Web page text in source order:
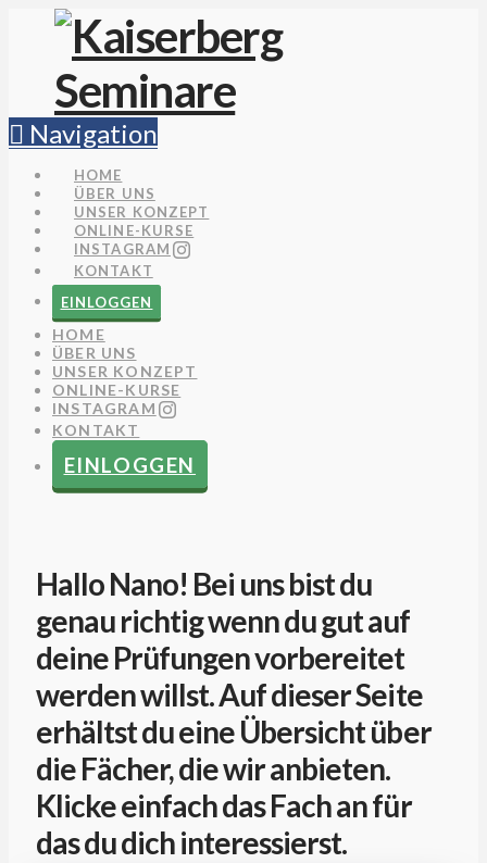
Navigation
HOME
ÜBER UNS
UNSER KONZEPT
ONLINE-KURSE
INSTAGRAM
KONTAKT
EINLOGGEN
HOME
ÜBER UNS
UNSER KONZEPT
ONLINE-KURSE
INSTAGRAM
KONTAKT
EINLOGGEN
Hallo Nano! Bei uns bist du
genau richtig wenn du gut auf
deine Prüfungen vorbereitet
werden willst. Auf dieser Seite
erhältst du eine Übersicht über
die Fächer, die wir anbieten.
Klicke einfach das Fach an für
das du dich interessierst.